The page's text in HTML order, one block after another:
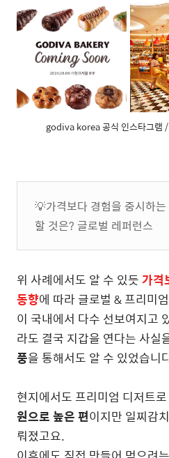
godiva korea 공식 인스타그램
💡가격보다 경험을 중시하
할 것은? 글로벌 레퍼런스
위 사례에서도 알 수 있듯가격
동향에 따라 글로벌 & 프리미
이 국내에서 다수 선보여지고
라도 결국 지갑을 연다는 사실
풍을 통해서도 알 수 있었습니
현지에서도 프리미엄 디저트
원으로 높은 편이지만 일찌감
뤄졌고요.